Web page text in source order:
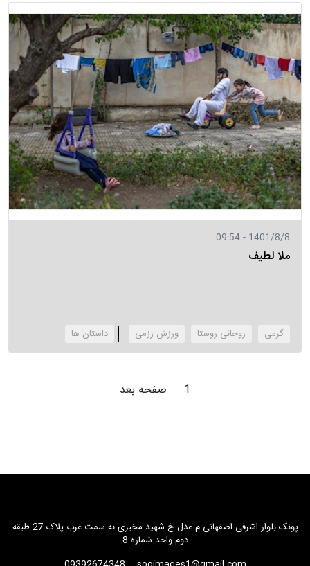
1401/8/8 - 09:54
ملا لطیف
گرمی روحانی روستا ورزش رزمی ‌داستان ها
1 صفحه بعد
پونک بلوار اشرفی اصفهانی م عدل خ شهید مخبری به سمت غرب پلاک 27 طبقه
دوم واحد شماره 8